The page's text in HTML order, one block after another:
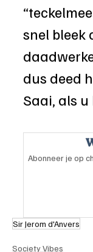
snel bleek
dus deed
Saai, als
Abonneer je op
Sir Jerom d'Anvers
Society Vibes